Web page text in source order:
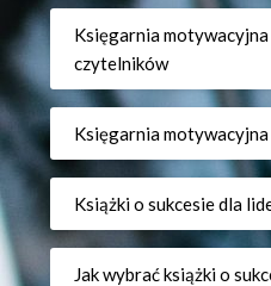
Księgarnia
czytelników
Księgarnia
Książki o sukcesie dla
Jak wybrać książki o